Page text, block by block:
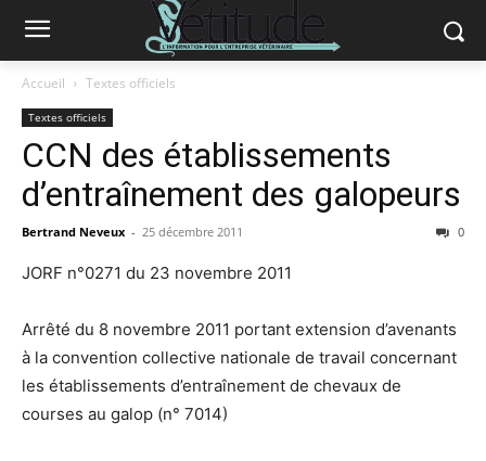
Accueil Textes officiels
Textes officiels
CCN des établissements
d’entraînement des galopeurs
Bertrand Neveux - 25 décembre 2011 0
JORF n°0271 du 23 novembre 2011
Arrêté du 8 novembre 2011 portant extension d’avenants
à la convention collective nationale de travail concernant
les établissements d’entraînement de chevaux de
courses au galop (n° 7014)